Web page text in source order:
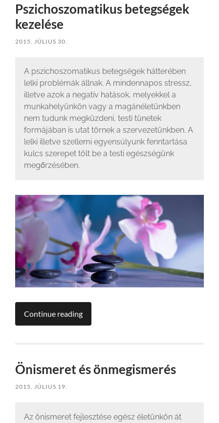
Pszichoszomatikus betegségek
kezelése
2015. JÚLIUS 30.
A pszichoszomatikus betegségek hátterében
lelki problémák állnak. A mindennapos stressz,
illetve azok a negatív hatások, melyekkel a
munkahelyünkön vagy a magánéletünkben
nem tudunk megküzdeni, testi tünetek
formájában is utat törnek a szervezetünkben. A
lelki illetve szellemi egyensúlyunk fenntartása
kulcs szerepet tölt be a testi egészségünk
megőrzésében.
Continue reading
Önismeret és önmegismerés
2015. JÚLIUS 19.
Az önismeret fejlesztése egész életünkön át